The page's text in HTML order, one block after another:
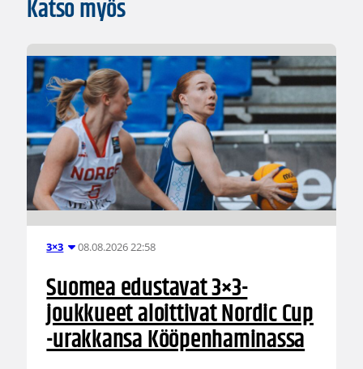
Katso myös
3×3 08.08.2026 22:58
Suomea edustavat 3×3-
joukkueet aloittivat Nordic Cup
-urakkansa Kööpenhaminassa